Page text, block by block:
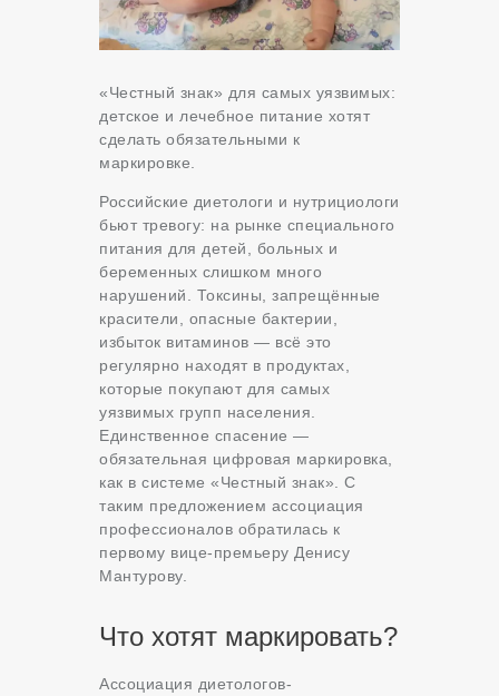
«Честный знак» для самых уязвимых:
детское и лечебное питание хотят
сделать обязательными к
маркировке.
Российские диетологи и нутрициологи
бьют тревогу: на рынке специального
питания для детей, больных и
беременных слишком много
нарушений. Токсины, запрещённые
красители, опасные бактерии,
избыток витаминов — всё это
регулярно находят в продуктах,
которые покупают для самых
уязвимых групп населения.
Единственное спасение —
обязательная цифровая маркировка,
как в системе «Честный знак». С
таким предложением ассоциация
профессионалов обратилась к
первому вице-премьеру Денису
Мантурову.
Что хотят маркировать?
Ассоциация диетологов-